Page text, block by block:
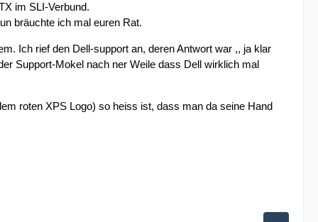
im SLI-Verbund.
bräuchte ich mal euren Rat.
Ich rief den Dell-support an, deren Antwort war ,, ja klar
Support-Mokel nach ner Weile dass Dell wirklich mal
roten XPS Logo) so heiss ist, dass man da seine Hand